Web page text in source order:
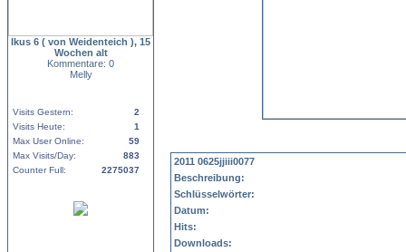
Ikus 6 ( von Weidenteich ), 15
Wochen alt
Kommentare: 0
Melly
Visits Gestern:
2
Visits Heute:
1
Max User Online:
59
Max Visits/Day:
883
Counter Full:
2275037
2011 0625jjiii0077
Beschreibung:
Schlüsselwörter:
Datum:
Hits:
Downloads: